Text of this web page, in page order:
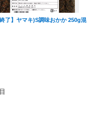
終了】ヤマキ)S調味おかか 250g混